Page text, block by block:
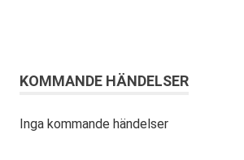
KOMMANDE HÄNDELSER
Inga kommande händelser